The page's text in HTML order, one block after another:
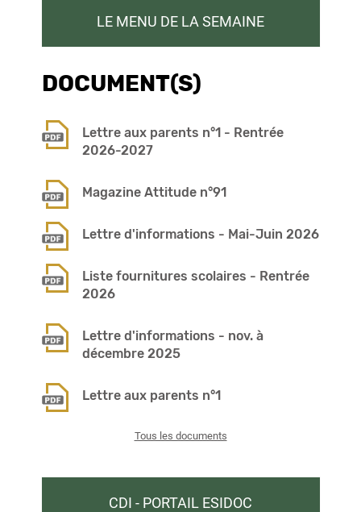
LE MENU DE LA SEMAINE
DOCUMENT(S)
Lettre aux parents n°1 - Rentrée
2026-2027
Magazine Attitude n°91
Lettre d'informations - Mai-Juin 2026
Liste fournitures scolaires - Rentrée
2026
Lettre d'informations - nov. à
décembre 2025
Lettre aux parents n°1
Tous les documents
CDI - PORTAIL ESIDOC